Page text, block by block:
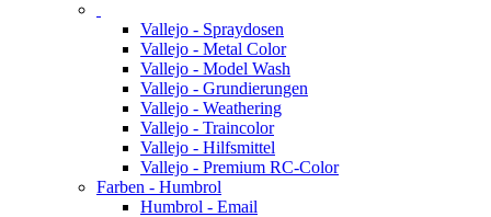
Vallejo - Spraydosen
Vallejo - Metal Color
Vallejo - Model Wash
Vallejo - Grundierungen
Vallejo - Weathering
Vallejo - Traincolor
Vallejo - Hilfsmittel
Vallejo - Premium RC-Color
Farben - Humbrol
Humbrol - Email